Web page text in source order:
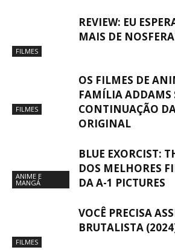
FILMES
REVIEW: EU
MAIS DE
FILMES
OS FILMES DE
FAMÍLIA ADDAMS
CONTINUAÇÃO
ORIGINAL
ANIME E
MANGÁ
BLUE EXORCIST:
DOS MELHORES
DA A-1 PICTURES
FILMES
VOCÊ PRECISA
BRUTALISTA